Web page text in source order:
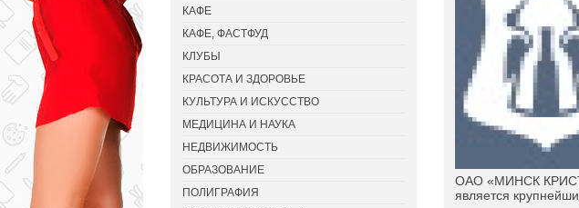
ОАО «МИНСК
является
КАФЕ
КАФЕ, ФАСТФУД
КЛУБЫ
КРАСОТА И ЗДОРОВЬЕ
КУЛЬТУРА И ИСКУССТВО
МЕДИЦИНА И НАУКА
НЕДВИЖИМОСТЬ
ОБРАЗОВАНИЕ
ПОЛИГРАФИЯ